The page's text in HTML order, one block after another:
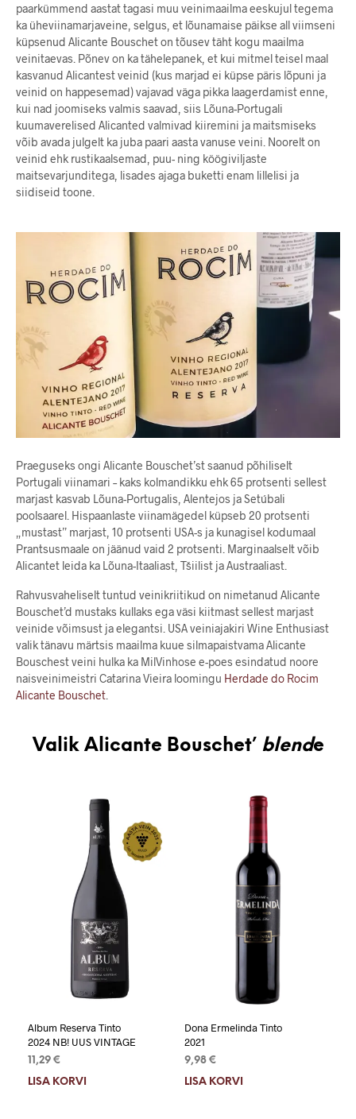
paarkümmend aastat tagasi muu veinimaailma eeskujul tegema
ka üheviinamarjaveine, selgus, et lõunamaise päikse all viimseni
küpsenud Alicante Bouschet on tõusev täht kogu maailma
veinitaevas. Põnev on ka tähelepanek, et kui mitmel teisel maal
kasvanud Alicantest veinid (kus marjad ei küpse päris lõpuni ja
veinid on happesemad) vajavad väga pikka laagerdamist enne,
kui nad joomiseks valmis saavad, siis Lõuna-Portugali
kuumaverelised Alicanted valmivad kiiremini ja maitsmiseks
võib avada julgelt ka juba paari aasta vanuse veini. Noorelt on
veinid ehk rustikaalsemad, puu- ning köögiviljaste
maitsevarjunditega, lisades ajaga buketti enam lillelisi ja
siidiseid toone.
Praeguseks ongi Alicante Bouschet’st saanud põhiliselt
Portugali viinamari – kaks kolmandikku ehk 65 protsenti sellest
marjast kasvab Lõuna-Portugalis, Alentejos ja Setúbali
poolsaarel. Hispaanlaste viinamägedel küpseb 20 protsenti
„mustast” marjast, 10 protsenti USA-s ja kunagisel kodumaal
Prantsusmaale on jäänud vaid 2 protsenti. Marginaalselt võib
Alicantet leida ka Lõuna-Itaaliast, Tšiilist ja Austraaliast.
Rahvusvaheliselt tuntud veinikriitikud on nimetanud Alicante
Bouschet’d mustaks kullaks ega väsi kiitmast sellest marjast
veinide võimsust ja elegantsi. USA veiniajakiri Wine Enthusiast
valik tänavu märtsis maailma kuue silmapaistvama Alicante
Bouschest veini hulka ka MilVinhose e-poes esindatud noore
naisveinimeistri Catarina Vieira loomingu Herdade do Rocim
Alicante Bouschet.
Valik Alicante Bouschet’ blende
Album Reserva Tinto
2024 NB! UUS VINTAGE
11,29 €
LISA KORVI
Dona Ermelinda Tinto
2021
9,98 €
LISA KORVI